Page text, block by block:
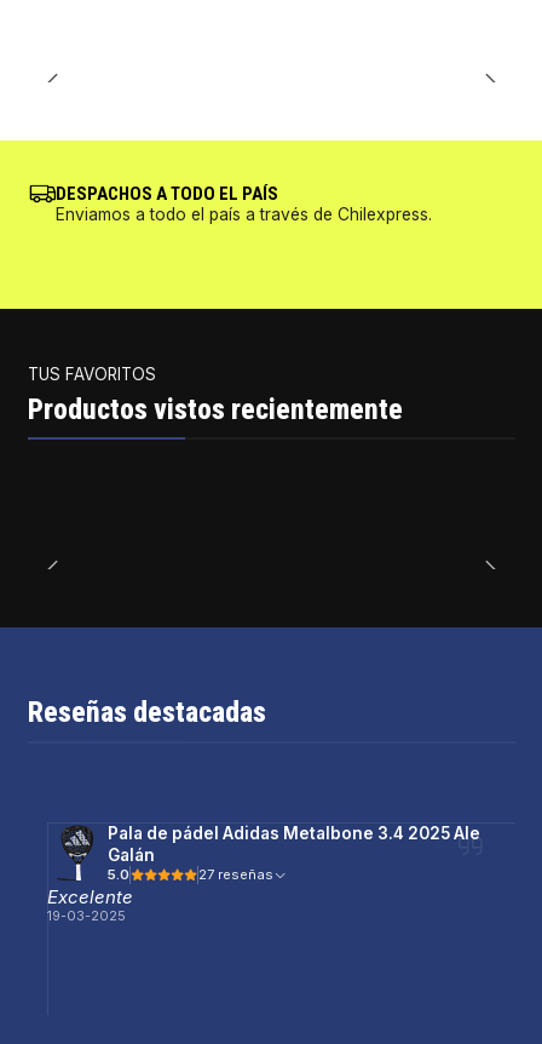
DESPACHOS A TODO EL PAÍS
Enviamos a todo el país a través de Chilexpress.
TUS FAVORITOS
Productos vistos recientemente
Reseñas destacadas
Pala de pádel Adidas Metalbone 3.4 2025 Ale
Galán
5.0 27 reseñas
Excelente
19-03-2025